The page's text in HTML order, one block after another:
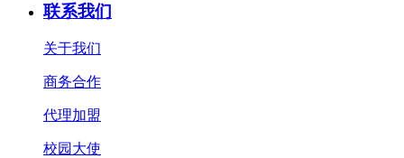
联系我们
关于我们
商务合作
代理加盟
校园大使